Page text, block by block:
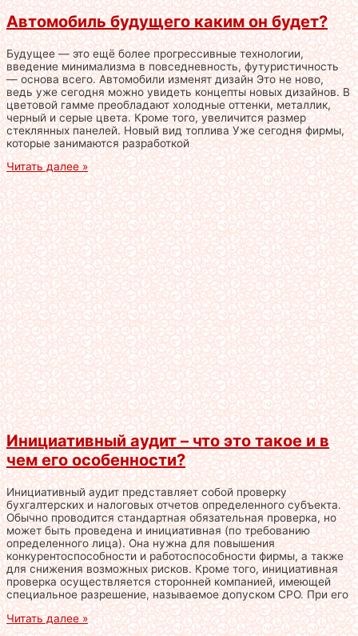
Автомобиль будущего каким он будет?
Будущее — это ещё более прогрессивные технологии,
введение минимализма в повседневность, футуристичность
— основа всего. Автомобили изменят дизайн Это не ново,
ведь уже сегодня можно увидеть концепты новых дизайнов. В
цветовой гамме преобладают холодные оттенки, металлик,
черный и серые цвета. Кроме того, увеличится размер
стеклянных панелей. Новый вид топлива Уже сегодня фирмы,
которые занимаются разработкой
Читать далее »
Инициативный аудит – что это такое и в
чем его особенности?
Инициативный аудит представляет собой проверку
бухгалтерских и налоговых отчетов определенного субъекта.
Обычно проводится стандартная обязательная проверка, но
может быть проведена и инициативная (по требованию
определенного лица). Она нужна для повышения
конкурентоспособности и работоспособности фирмы, а также
для снижения возможных рисков. Кроме того, инициативная
проверка осуществляется сторонней компанией, имеющей
специальное разрешение, называемое допуском СРО. При его
Читать далее »